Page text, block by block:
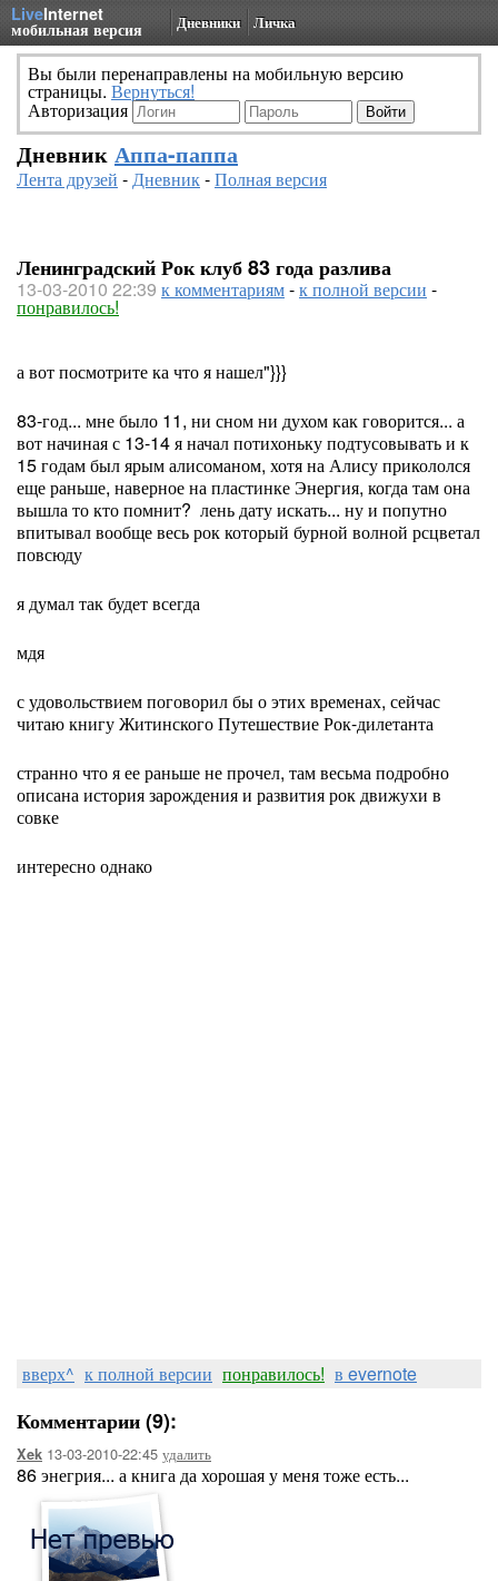
LiveInternet
мобильная версия Дневники Личка
Вы были перенаправлены на мобильную версию
страницы. Вернуться!
Авторизация
Дневник Аппа-паппа
Лента друзей -Дневник-Полная версия
Ленинградский Рок клуб 83 года разлива
13-03-2010 22:39 к комментариям-к полной версии -
понравилось!
а вот посмотрите ка что я нашел"}}}
83-год... мне было 11, ни сном ни духом как говорится... а
вот начиная с 13-14 я начал потихоньку подтусовывать и к
15 годам был ярым алисоманом, хотя на Алису прикололся
еще раньше, наверное на пластинке Энергия, когда там она
вышла то кто помнит? лень дату искать... ну и попутно
впитывал вообще весь рок который бурной волной рсцветал
повсюду
я думал так будет всегда
мдя
с удовольствием поговорил бы о этих временах, сейчас
читаю книгу Житинского Путешествие Рок-дилетанта
странно что я ее раньше не прочел, там весьма подробно
описана история зарождения и развития рок движухи в
совке
интересно однако
вверх^ к полной версии понравилось! в evernote
Комментарии (9):
Xek 13-03-2010-22:45 удалить
86 энегрия... а книга да хорошая у меня тоже есть...